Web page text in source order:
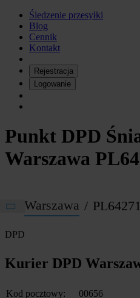
Śledzenie przesyłki
Blog
Cennik
Kontakt
Rejestracja
Logowanie
Punkt DPD
Warszawa
Warszawa PL64271
DPD
Kurier DPD
Kod pocztowy:
00656